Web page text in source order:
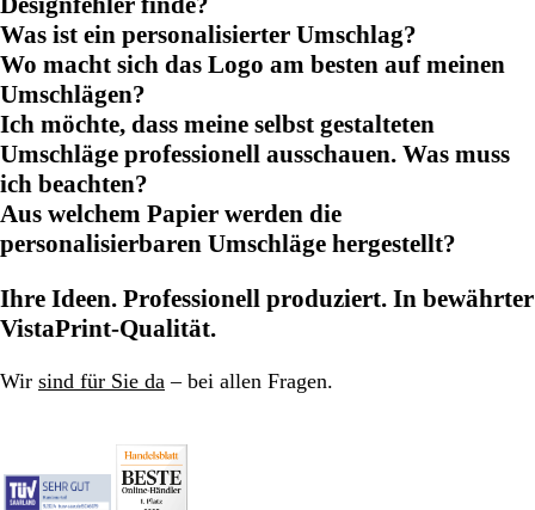
Was ist ein personalisierter Umschlag?
Wo macht sich das Logo am besten auf meinen
Umschlägen?
Ich möchte, dass meine selbst gestalteten
Umschläge professionell ausschauen. Was muss
ich beachten?
Aus welchem Papier werden die
personalisierbaren Umschläge hergestellt?
Ihre Ideen. Professionell produziert. In bewährter
VistaPrint-Qualität.
Wir sind für Sie da – bei allen Fragen.